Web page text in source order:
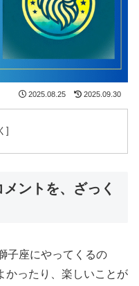
2025.08.25 2025.09.30
ントを、ざっく
子座にやってくるの
かったり、楽しいことが